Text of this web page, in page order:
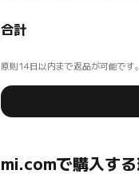
合計
原則14日以内まで返品が可能です
mi.comで購入する